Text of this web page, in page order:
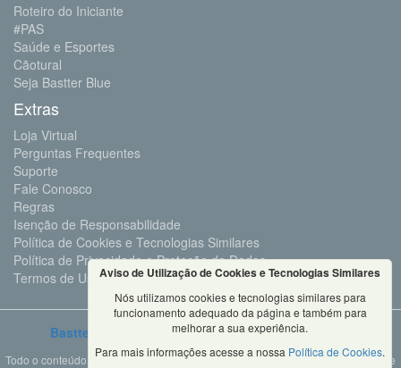
Roteiro do Iniciante
#PAS
Saúde e Esportes
Cãotural
Seja Bastter Blue
Extras
Loja Virtual
Perguntas Frequentes
Suporte
Fale Conosco
Regras
Isenção de Responsabilidade
Política de Cookies e Tecnologias Similares
Política de Privacidade e Proteção de Dados
Termos de Uso
Bastter.com 2001 ©Todos os Direitos Reservados
Todo o conteúdo deste site é propriedade da Bastter.com, sendo expressamente
Aviso de Utilização de Cookies e Tecnologias Similares
Nós utilizamos cookies e tecnologias similares para
funcionamento adequado da página e também para
melhorar a sua experiência.
Para mais informações acesse a nossa Política de Cookies.